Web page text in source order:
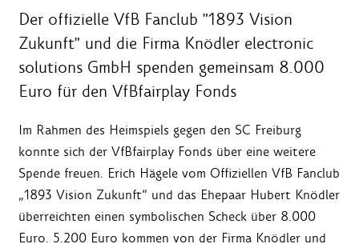
Der offizielle VfB Fanclub "1893 Vision
Zukunft" und die Firma Knödler electronic
solutions GmbH spenden gemeinsam 8.000
Euro für den VfBfairplay Fonds
Im Rahmen des Heimspiels gegen den SC Freiburg
konnte sich der VfBfairplay Fonds über eine weitere
Spende freuen. Erich Hägele vom Offiziellen VfB Fanclub
„1893 Vision Zukunft“ und das Ehepaar Hubert Knödler
überreichten einen symbolischen Scheck über 8.000
Euro. 5.200 Euro kommen von der Firma Knödler und